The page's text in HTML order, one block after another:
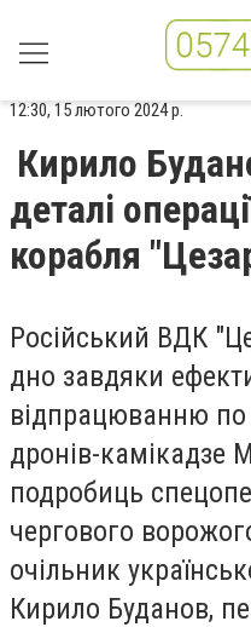
12:30, 15 лютого 2024 р.
Кирило
деталі
корабля
Російський ВДК
дно завдяки
відпрацюванню
дронів-камікадзе
подробиць
чергового
очільник
Кирило Буданов,